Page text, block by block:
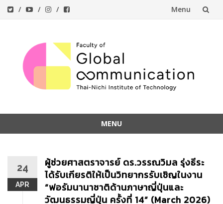
Menu
content
MENU
content
24
APR
ผู้ช่วยศาสตราจารย์ ดร.วรรณวิมล รุ่งธีระ
ได้รับเกียรติให้เป็นวิทยากรรับเชิญในงาน
“ฟอรัมนานาชาติด้านภาษาญี่ปุ่นและ
วัฒนธรรมญี่ปุ่น ครั้งที่ 14” (March 2026)